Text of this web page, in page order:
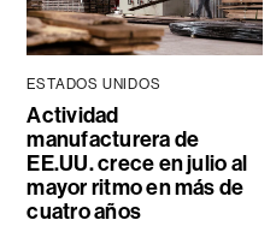
ESTADOS UNIDOS
Actividad
manufacturera de
EE.UU. crece en julio al
mayor ritmo en más de
cuatro años